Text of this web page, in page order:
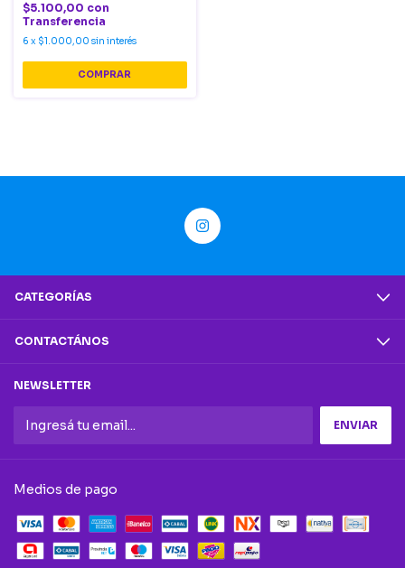
$5.100,00 con
Transferencia
6 x $1.000,00 sin interés
CATEGORÍAS
CONTACTÁNOS
NEWSLETTER
Medios de pago